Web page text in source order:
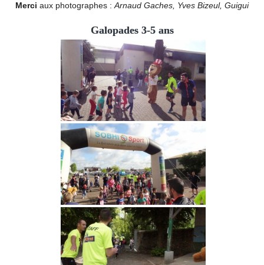
Merci aux photographes :Arnaud Gaches, Yves Bizeul, Guigui
Galopades 3-5 ans